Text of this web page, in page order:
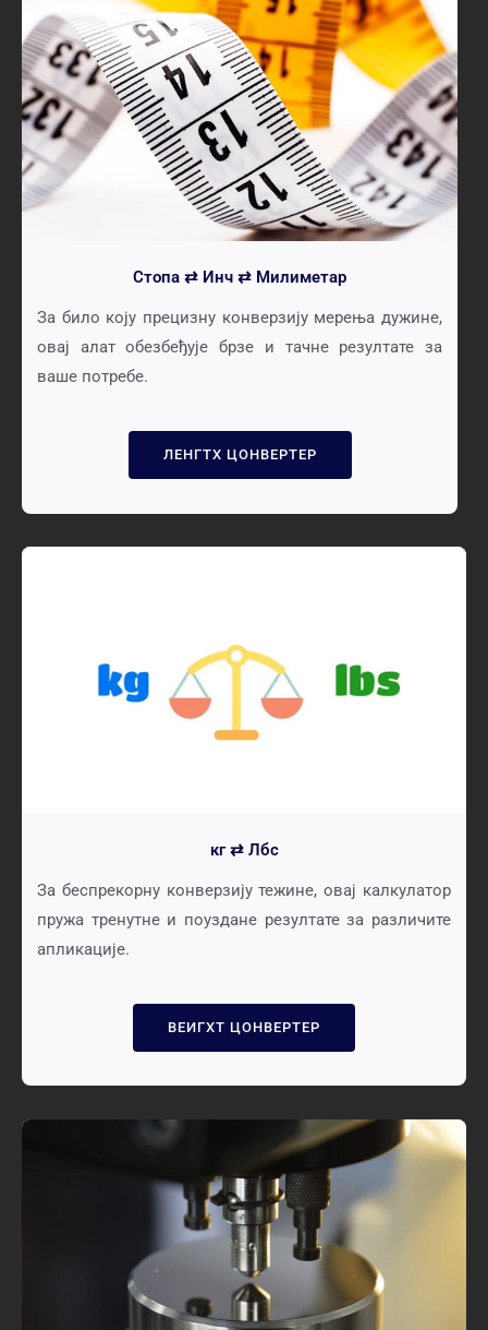
Стопа ⇄ Инч ⇄ Милиметар
За било коју прецизну конверзију мерења дужине,
овај алат обезбеђује брзе и тачне резултате за
ваше потребе.
ЛЕНГТХ ЦОНВЕРТЕР
кг ⇄ Лбс
За беспрекорну конверзију тежине, овај калкулатор
пружа тренутне и поуздане резултате за различите
апликације.
ВЕИГХТ ЦОНВЕРТЕР